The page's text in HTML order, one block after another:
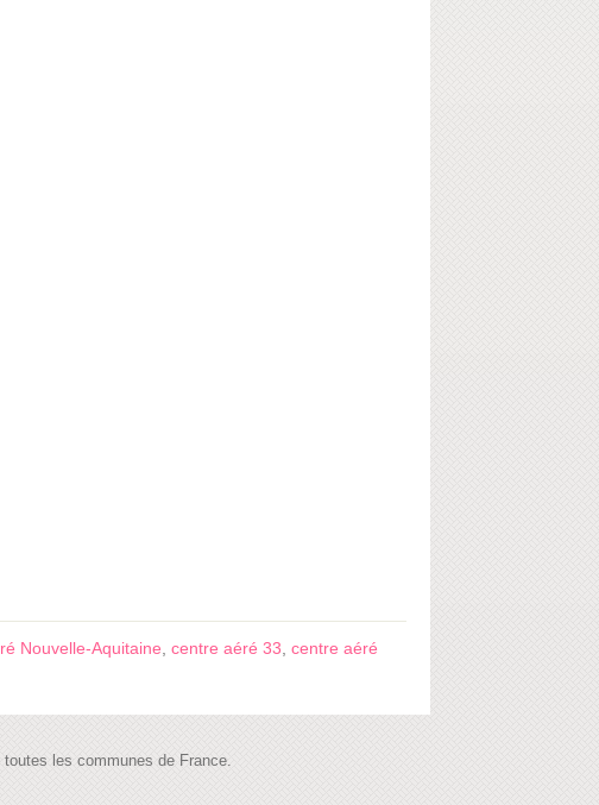
Nouvelle-Aquitaine centre aéré 33 centre aéré
les communes de France.